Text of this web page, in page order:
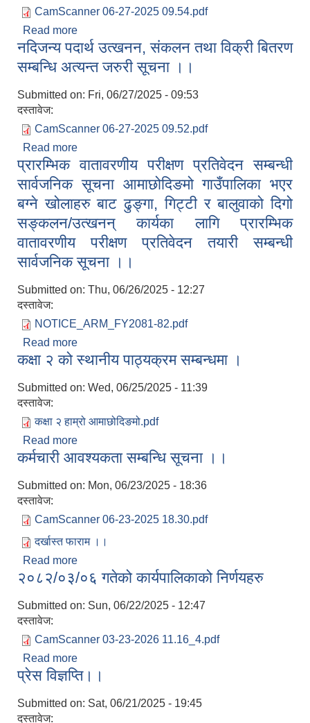
CamScanner 06-27-2025 09.54.pdf
Read more
नदिजन्य पदार्थ उत्खनन, संकलन तथा विक्री बितरण
सम्बन्धि अत्यन्त जरुरी सूचना ।।
Submitted on: Fri, 06/27/2025 - 09:53
दस्तावेज:
CamScanner 06-27-2025 09.52.pdf
Read more
सम्बन्धि अत्यन्त जरुरी सूचना ।।
प्रारम्भिक वातावरणीय परीक्षण प्रतिवेदन सम्बन्धी
सार्वजनिक सूचना आमाछोदिङमो गाउँपालिका भएर
बग्ने खोलाहरु बाट ढुङ्गा, गिट्टी र बालुवाको दिगो
सङ्कलन/उत्खनन् कार्यका लागि प्रारम्भिक
वातावरणीय परीक्षण प्रतिवेदन तयारी सम्बन्धी
सार्वजनिक सूचना ।।
Submitted on: Thu, 06/26/2025 - 12:27
दस्तावेज:
NOTICE_ARM_FY2081-82.pdf
Read more
सार्वजनिक सूचना आमाछोदिङमो गाउँपालिका भएर बग्ने
उत्खनन् कार्यका लागि प्रारम्भिक वातावरणीय परीक्षण
कक्षा २ को स्थानीय पाठ्यक्रम सम्बन्धमा ।
Submitted on: Wed, 06/25/2025 - 11:39
दस्तावेज:
कक्षा २ हाम्रो आमाछोदिङमो.pdf
Read more
कर्मचारी आवश्यकता सम्बन्धि सूचना ।।
Submitted on: Mon, 06/23/2025 - 18:36
दस्तावेज:
CamScanner 06-23-2025 18.30.pdf
दर्खास्त फाराम ।।
Read more
२०८२/०३/०६ गतेको कार्यपालिकाको निर्णयहरु
Submitted on: Sun, 06/22/2025 - 12:47
दस्तावेज:
CamScanner 03-23-2026 11.16_4.pdf
Read more
प्रेस विज्ञप्ति।।
Submitted on: Sat, 06/21/2025 - 19:45
दस्तावेज: